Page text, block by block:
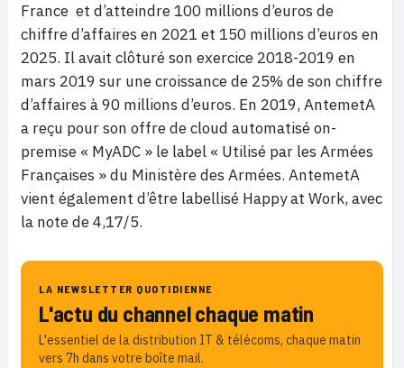
France et d’atteindre 100 millions d’euros de
chiffre d’affaires en 2021 et 150 millions d’euros en
2025. Il avait clôturé son exercice 2018-2019 en
mars 2019 sur une croissance de 25% de son chiffre
d’affaires à 90 millions d’euros. En 2019, AntemetA
a reçu pour son offre de cloud automatisé on-
premise « MyADC » le label « Utilisé par les Armées
Françaises » du Ministère des Armées. AntemetA
vient également d’être labellisé Happy at Work, avec
la note de 4,17/5.
LA NEWSLETTER QUOTIDIENNE
L'actu du channel chaque matin
L'essentiel de la distribution IT & télécoms, chaque matin
vers 7h dans votre boîte mail.